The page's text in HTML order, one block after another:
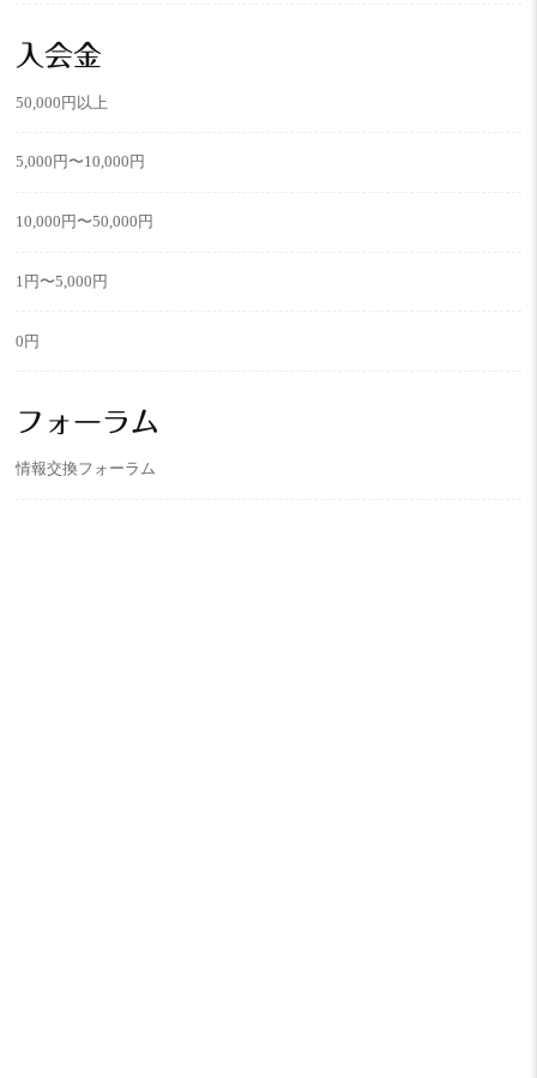
入会金
50,000円以上
5,000円〜10,000円
10,000円〜50,000円
1円〜5,000円
0円
フォーラム
情報交換フォーラム